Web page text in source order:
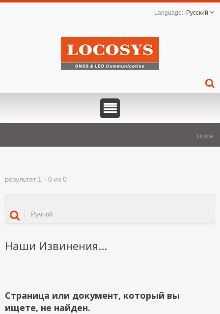
Русский
Home
результат 1 - 0 из 0
Наши Извинения...
Страница или документ, который вы
ищете, не найден.